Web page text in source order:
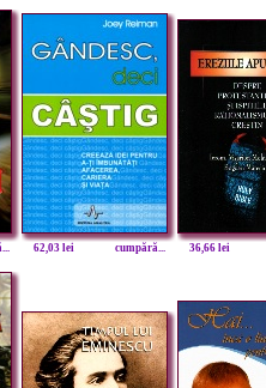
62,03 lei cumpără... 36,66 lei